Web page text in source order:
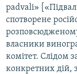
padvali»
спотворене
власники
комітет. Слідом
конкретних дій,